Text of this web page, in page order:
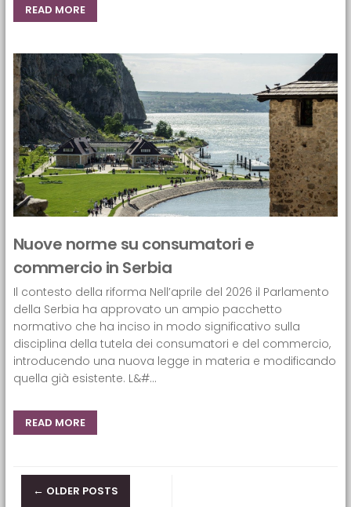
READ MORE
Nuove norme su consumatori e
commercio in Serbia
Il contesto della riforma Nell’aprile del 2026 il Parlamento
della Serbia ha approvato un ampio pacchetto
normativo che ha inciso in modo significativo sulla
disciplina della tutela dei consumatori e del commercio,
introducendo una nuova legge in materia e modificando
quella già esistente. L&#...
READ MORE
Posts navigation
← OLDER POSTS